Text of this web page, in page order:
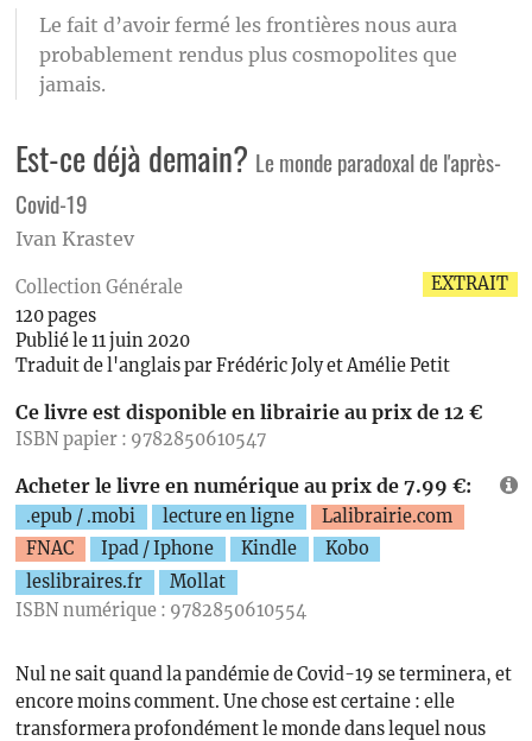
Le fait d’avoir fermé les frontières nous aura
probablement rendus plus cosmopolites que
jamais.
Est-ce déjà demain? Le monde paradoxal de l'après-
Covid-19
Ivan Krastev
EXTRAIT
Collection Générale
120 pages
Publié le 11 juin 2020
Traduit de l'anglais par Frédéric Joly et Amélie Petit
Ce livre est disponible en librairie au prix de 12 €
ISBN papier : 9782850610547
Acheter le livre en numérique au prix de 7.99 €:
.epub / .mobi lecture en ligne
Lalibrairie.com
FNAC
Ipad / Iphone Kindle
Kobo
leslibraires.fr
Mollat
ISBN numérique : 9782850610554
Nul ne sait quand la pandémie de Covid-19 se terminera, et
encore moins comment. Une chose est certaine : elle
transformera profondément le monde dans lequel nous